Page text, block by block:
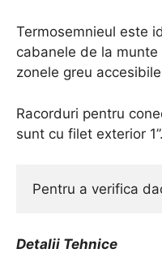
Termosemnieul este
cabanele de la
zonele greu
Racorduri pentru
sunt cu filet exterior 1”.
Pentru a verifica
Detalii Tehnice